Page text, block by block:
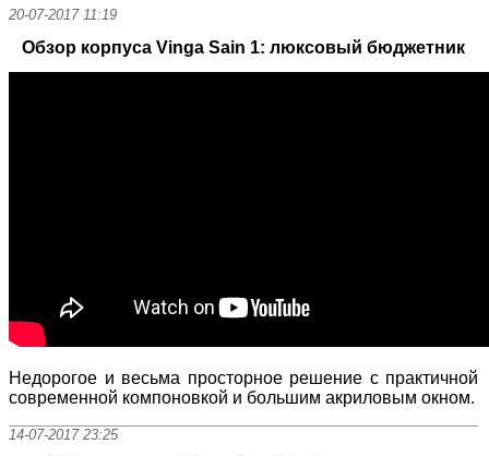
20-07-2017 11:19
Обзор корпуса Vinga Sain 1: люксовый бюджетник
Недорогое и весьма просторное решение с практичной
современной компоновкой и большим акриловым окном.
14-07-2017 23:25